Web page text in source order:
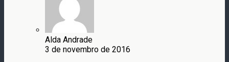
Alda Andrade
3 de novembro de 2016